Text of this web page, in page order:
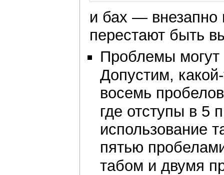
и бах — внезапно
перестают быть
Проблемы могут
Допустим,
восемь
где отступы в 5
использование
пятью
табом и двумя